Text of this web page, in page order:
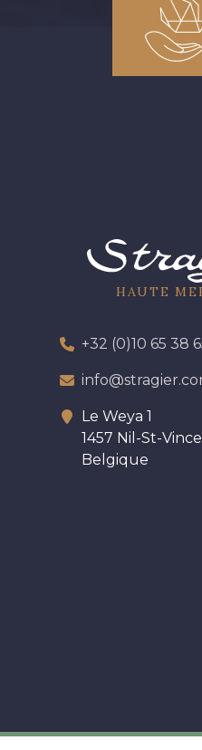
HAUTE
+32 (0)10 65 38
Le Weya 1
1457 Nil-St-
Belgique